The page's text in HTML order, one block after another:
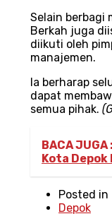
Selain berbagi
Berkah juga
diikuti oleh
manajemen.
Ia berharap
dapat
semua pihak.
BACA JUGA :
Kota Depok
Posted in
Depok